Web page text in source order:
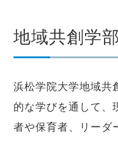
地域共創学部
浜松学院大学地域共
的な学びを通して、
者や保育者、リーダ